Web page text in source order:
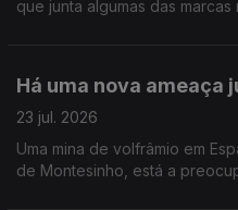
que junta algumas das
Há uma nova ameaça
23 jul. 2026
Uma mina de volfrâmio em
de Montesinho, está a